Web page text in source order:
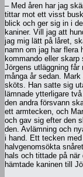
– Med åren har jag
tittar mot ett visst
blick och ger sig in i
kaniner. Vill jag att
jag mig lätt på låret,
namn om jag har flera
kommando eller skarp
Jörgens utläggning
många år sedan.
sköts. Han satte sig
lämnade ytterligare
den andra försvann
ett armtecken, och
och gav sig efter den
den. Avlämning och
i hand. Ett tecken
halvgenomsökta
hals och tittade på
hämtade kaninen till